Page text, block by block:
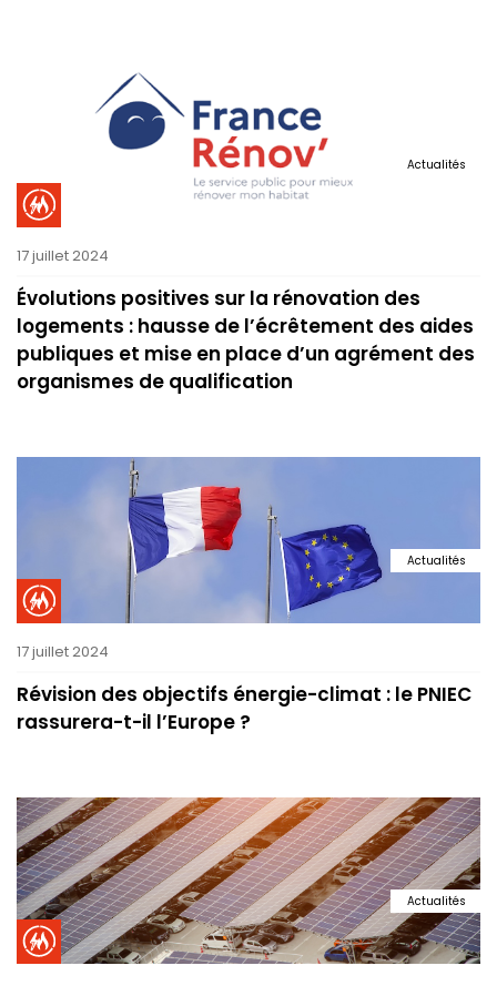
Actualités
17 juillet 2024
Évolutions positives sur la rénovation des
logements : hausse de l’écrêtement des aides
publiques et mise en place d’un agrément des
organismes de qualification
Actualités
17 juillet 2024
Révision des objectifs énergie-climat : le PNIEC
rassurera-t-il l’Europe ?
Actualités